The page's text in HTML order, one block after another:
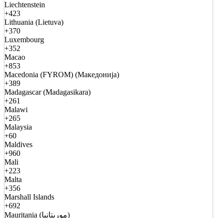
Liechtenstein
+423
Lithuania (Lietuva)
+370
Luxembourg
+352
Macao
+853
Macedonia (FYROM) (Македонија)
+389
Madagascar (Madagasikara)
+261
Malawi
+265
Malaysia
+60
Maldives
+960
Mali
+223
Malta
+356
Marshall Islands
+692
Mauritania (موريتانيا)